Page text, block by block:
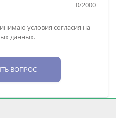
0/2000
условия согласия на
данных.
ВОПРОС